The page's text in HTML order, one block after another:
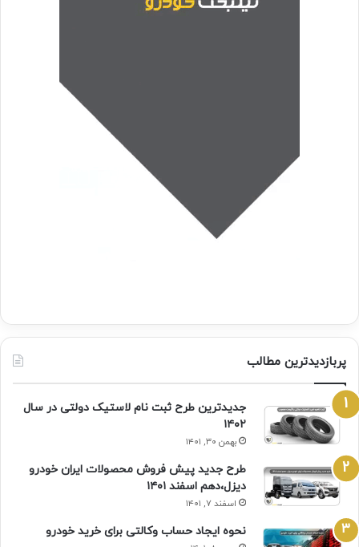
پربازدیدترین مطالب
جدیدترین طرح ثبت نام لاستیک دولتی در سال
۱۴۰۲
بهمن ۳۰, ۱۴۰۱
طرح جدید پیش فروش محصولات ایران خودرو
دیزل،دهم اسفند ۱۴۰۱
اسفند ۷, ۱۴۰۱
نحوه ایجاد حساب وکالتی برای خرید خودرو